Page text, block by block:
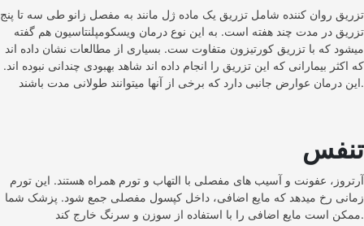
تزریق روان کننده شامل تزریق یک ماده ژل مانند به مفصل زانو طی سه تا پنج
تزریق در مدت چند هفته است. به این نوع درمان ویسکومپلنتاسیون هم گفته
میشود که با تزریق کورتیزون متفاوت ست. بسیاری از مطالعات نشان داده اند
که اکثر بیمارانی که این تزریق را انجام داده اند شاهد بهبودی چندانی نبوده اند.
این درمان عوارض جانبی دارد که برخی از آنها میتوانند طولانی مدت باشند.
تنفس
آرتروز، عفونت و آسیب های مفصلی با التهاب و تورم همراه هستند. این تورم
زمانی رخ میدهد که مایع اضافی، داخل کپسول مفصلی جمع شود. پزشک شما
ممکن است مایع اضافی را با استفاده از سوزن و سرنگ خارج کند.